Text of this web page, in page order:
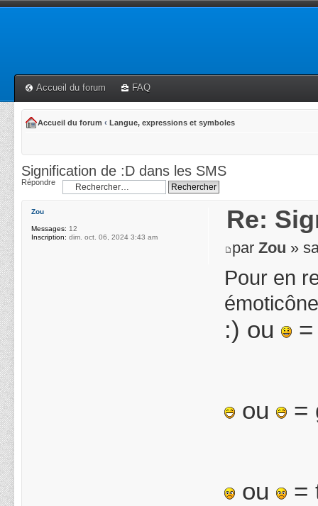
Accueil du forum FAQ
Accueil du forum ‹ Langue, expressions et symboles
Signification de :D dans les SMS
Répondre
Re:
parZou »
Pour en
:) ou
ou =
ou =
Zou
Messages: 12
Inscription: dim. oct. 06, 2024 3:43 am